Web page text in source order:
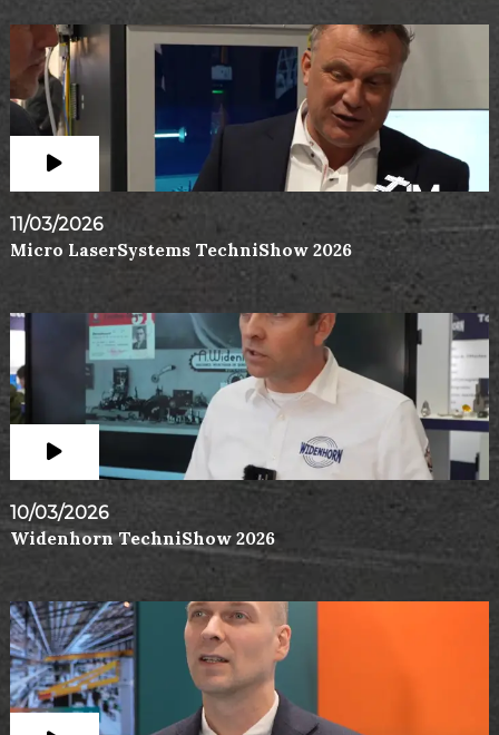
11/03/2026
Micro LaserSystems TechniShow 2026
10/03/2026
Widenhorn TechniShow 2026